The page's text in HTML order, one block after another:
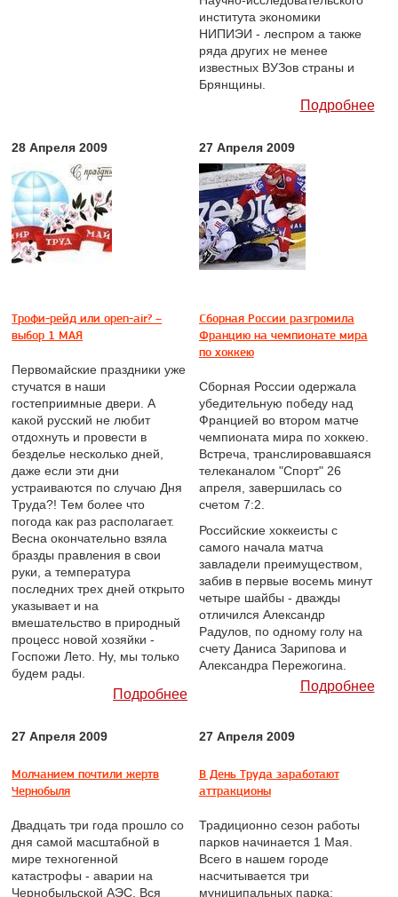
института экономики
НИПИЭИ - леспром а также
ряда других не менее
известных ВУЗов страны и
Брянщины.
Подробнее
28 Апреля 2009
Трофи-рейд или open-air? –
выбор 1 МАЯ
Первомайские праздники уже
стучатся в наши
гостеприимные двери. А
какой русский не любит
отдохнуть и провести в
безделье несколько дней,
даже если эти дни
устраиваются по случаю Дня
Труда?! Тем более что
погода как раз располагает.
Весна окончательно взяла
бразды правления в свои
руки, а температура
последних трех дней открыто
указывает и на
вмешательство в природный
процесс новой хозяйки -
Госпожи Лето. Ну, мы только
будем рады.
Подробнее
27 Апреля 2009
Сборная России разгромила
Францию на чемпионате мира
по хоккею
Сборная России одержала
убедительную победу над
Францией во втором матче
чемпионата мира по хоккею.
Встреча, транслировавшаяся
телеканалом "Спорт" 26
апреля, завершилась со
счетом 7:2.
Российские хоккеисты с
самого начала матча
завладели преимуществом,
забив в первые восемь минут
четыре шайбы - дважды
отличился Александр
Радулов, по одному голу на
счету Даниса Зарипова и
Александра Пережогина.
Подробнее
27 Апреля 2009
Молчанием почтили жертв
Чернобыля
Двадцать три года прошло со
дня самой масштабной в
мире техногенной
катастрофы - аварии на
Чернобыльской АЭС. Вся
27 Апреля 2009
В День Труда заработают
аттракционы
Традиционно сезон работы
парков начинается 1 Мая.
Всего в нашем городе
насчитывается три
муниципальных парка: